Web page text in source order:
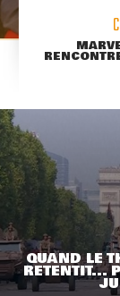
QUAND LE
RETENTIT...